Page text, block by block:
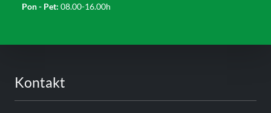
Pon - Pet: 08.00-16.00h
Kontakt